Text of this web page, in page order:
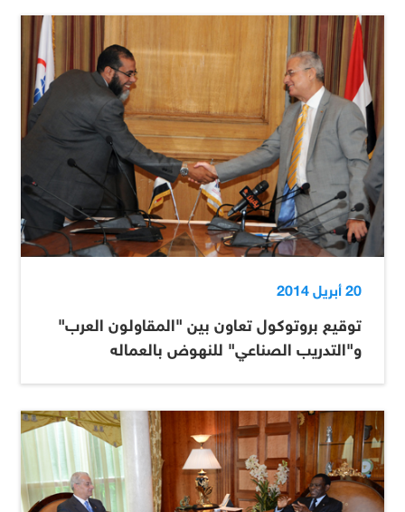
20 أبريل 2014
توقيع بروتوكول تعاون بين "المقاولون العرب"
و"التدريب الصناعي" للنهوض بالعماله